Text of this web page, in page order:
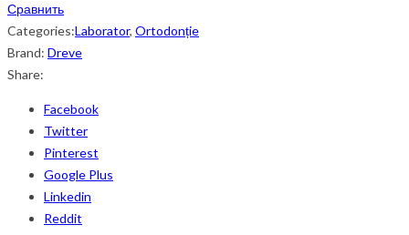
Сравнить
Categories:Laborator, Ortodonție
Brand: Dreve
Share:
Facebook
Twitter
Pinterest
Google Plus
Linkedin
Reddit